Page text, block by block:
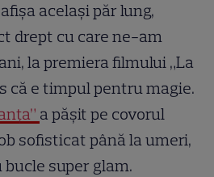
același păr lung,
drept cu care ne-am
la premiera filmului „La
că e timpul pentru magie.
a pășit pe covorul
sofisticat până la umeri,
super glam.